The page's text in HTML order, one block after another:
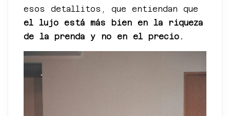
esos detallitos, que entiendan que
el lujo está más bien en la riqueza
de la prenda y no en el precio.